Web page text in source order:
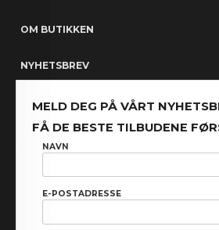
OM BUTIKKEN
NYHETSBREV
PARTNERE
MELD DEG PÅ VÅRT
FÅ DE BESTE TILBUDENE
NAVN
E-POSTADRESSE